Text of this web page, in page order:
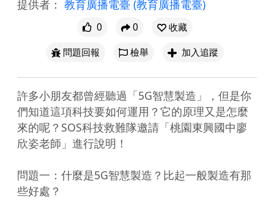
提供者： 教育廣播電臺 (教育廣播電臺)
0 0
收藏
問題回報
檢舉 加入追蹤
許多小朋友都曾經聽過「5G智慧製造」，但是你
們知道這項科技要如何運用？它的原理又是怎麼
來的呢？SOS科技救難隊邀請「桃園東興國中廖
欣姿老師」進行說明！
問題一：什麼是5G智慧製造？比起一般製造有那
些好處？